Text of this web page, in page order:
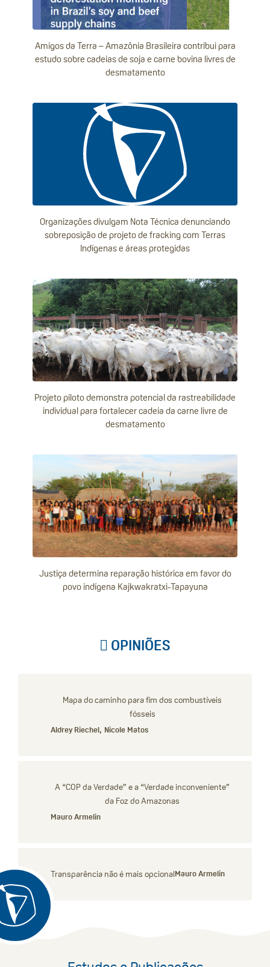
Amigos da Terra – Amazônia Brasileira contribui para
estudo sobre cadeias de soja e carne bovina livres de
desmatamento
Organizações divulgam Nota Técnica denunciando
sobreposição de projeto de fracking com Terras
Indígenas e áreas protegidas
Projeto piloto demonstra potencial da rastreabilidade
individual para fortalecer cadeia da carne livre de
desmatamento
Justiça determina reparação histórica em favor do
povo indígena Kajkwakratxi-Tapayuna
OPINIÕES
Mapa do caminho para fim dos combustíveis
fósseis
Aldrey Riechel, Nicole Matos
A “COP da Verdade” e a “Verdade inconveniente”
da Foz do Amazonas
Mauro Armelin
Transparência não é mais opcionalMauro Armelin